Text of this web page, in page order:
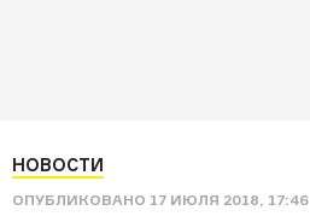
НОВОСТИ
ОПУБЛИКОВАНО 17 ИЮЛЯ 2018, 17:46